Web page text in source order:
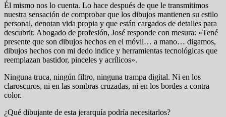
Él mismo nos lo cuenta. Lo hace después de que le transmitimos
nuestra sensación de comprobar que los dibujos mantienen su estilo
personal, denotan vida propia y que están cargados de detalles para
descubrir. Abogado de profesión, José responde con mesura: «Tené
presente que son dibujos hechos en el móvil… a mano… digamos,
dibujos hechos con mi dedo indice y herramientas tecnológicas que
reemplazan bastidor, pinceles y acrílicos».
Ninguna truca, ningún filtro, ninguna trampa digital. Ni en los
claroscuros, ni en las sombras cruzadas, ni en los bordes a contra
color.
¿Qué dibujante de esta jerarquía podría necesitarlos?